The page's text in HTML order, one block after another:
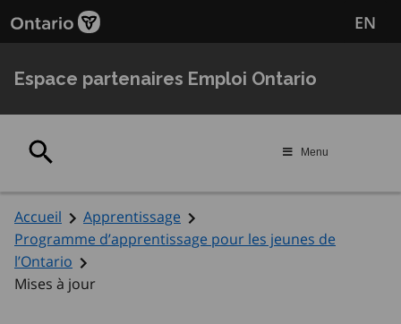
au
principal
au
EN
Espace partenaires Emploi Ontario
Menu
Accueil
Apprentissage
Programme d’apprentissage pour les jeunes de
l’Ontario
Mises à jour